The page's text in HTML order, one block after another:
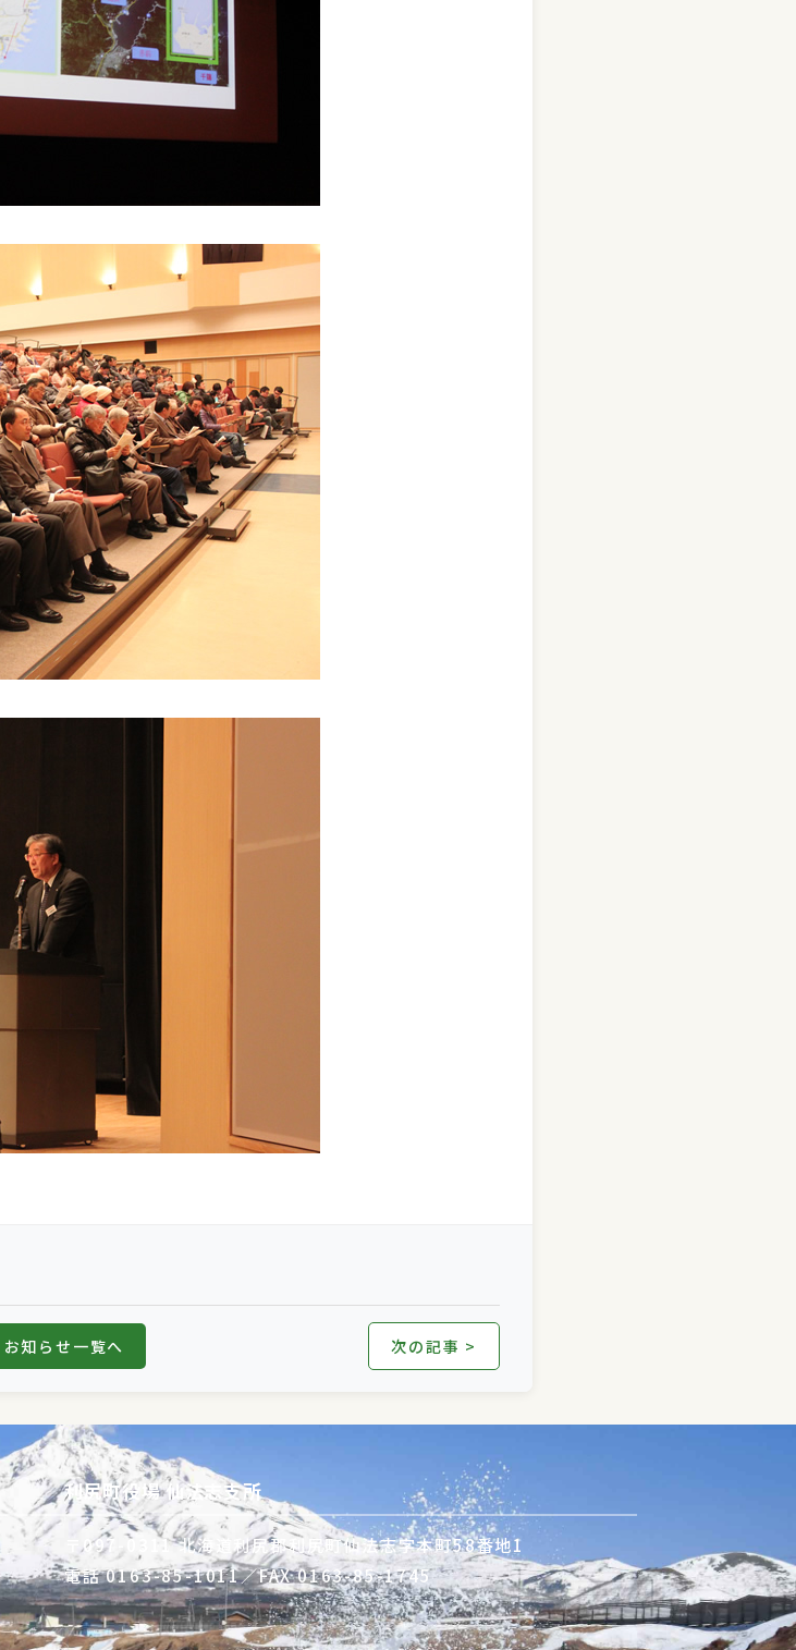
お知らせ一覧へ 次の記事 >
利尻町役場 仙法志支所
〒097-0311 北海道利尻郡利尻町仙法志字本町58番地1
電話0163-85-1011／FAX 0163-85-1745